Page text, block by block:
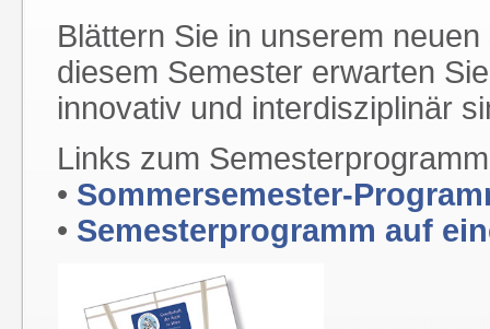
Blättern Sie in unserem neuen
diesem Semester erwarten
innovativ und interdisziplinär
Links zum
• Sommersemester-
• Semesterprogramm auf